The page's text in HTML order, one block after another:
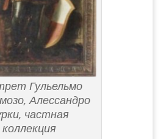
Гульельмо
Алессандро
частная
коллекция